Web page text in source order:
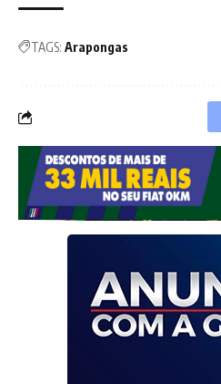
TAGS: Arapongas